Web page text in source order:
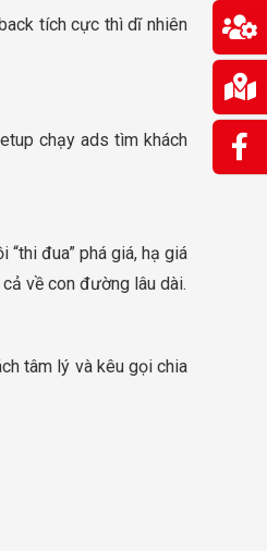
tích cực thì dĩ nhiên
chạy ads tìm khách
đua” phá giá, hạ giá
về con đường lâu dài.
tâm lý và kêu gọi chia